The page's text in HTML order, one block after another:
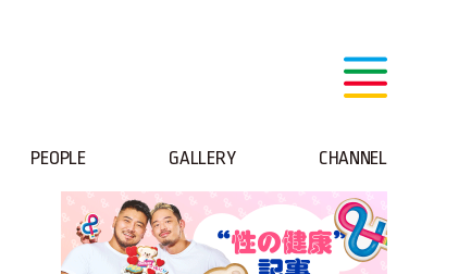
PEOPLE GALLERY CHANNEL